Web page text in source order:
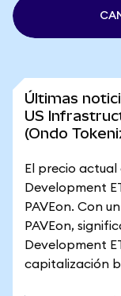
Últimas
US
(Ondo
El precio
Development
PAVEon. Con
PAVEon,
Development
capitalización